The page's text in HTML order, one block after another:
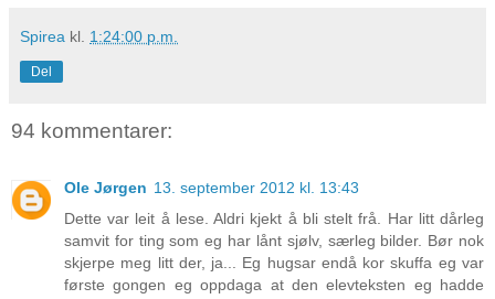
Spirea kl. 1:24:00 p.m.
Del
94 kommentarer:
Ole Jørgen 13. september 2012 kl. 13:43
Dette var leit å lese. Aldri kjekt å bli stelt frå. Har litt dårleg
samvit for ting som eg har lånt sjølv, særleg bilder. Bør nok
skjerpe meg litt der, ja... Eg hugsar endå kor skuffa eg var
første gongen eg oppdaga at den elevteksten eg hadde